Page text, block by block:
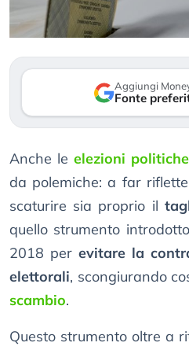
Aggiungi
Fonte
Anche leelezioni
da polemiche: a far
scaturire sia proprio il
quello strumento
2018 per evitare la
elettorali, scongiurando
scambio.
Questo strumento oltre a